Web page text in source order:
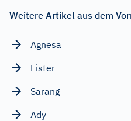
Weitere Artikel aus dem
Agnesa
Eister
Sarang
Ady